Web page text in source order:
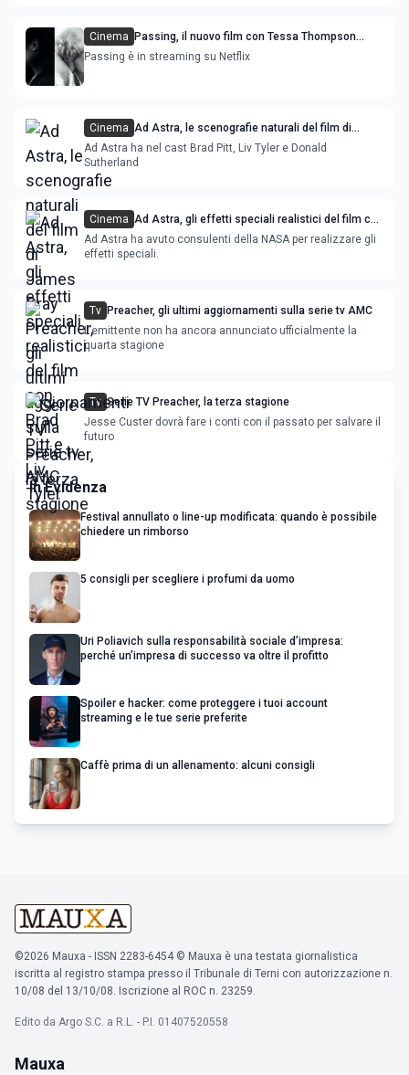
Cinema
Passing, il nuovo film con Tessa Thompson
diretta da Rebecca Hall: immagini dal set
Passing è in streaming su Netflix
Cinema Ad Astra, le scenografie naturali del film di
James Gray
Ad Astra ha nel cast Brad Pitt, Liv Tyler e Donald
Sutherland
Cinema Ad Astra, gli effetti speciali realistici del film con
Brad Pitt e Liv Tyler
Ad Astra ha avuto consulenti della NASA per realizzare gli
effetti speciali.
Tv Preacher, gli ultimi aggiornamenti sulla serie tv AMC
L’emittente non ha ancora annunciato ufficialmente la
quarta stagione
Tv Serie TV Preacher, la terza stagione
Jesse Custer dovrà fare i conti con il passato per salvare il
futuro
In Evidenza
Festival annullato o line-up modificata: quando è possibile
chiedere un rimborso
5 consigli per scegliere i profumi da uomo
Uri Poliavich sulla responsabilità sociale d’impresa:
perché un’impresa di successo va oltre il profitto
Spoiler e hacker: come proteggere i tuoi account
streaming e le tue serie preferite
Caffè prima di un allenamento: alcuni consigli
©2026 Mauxa - ISSN 2283-6454 © Mauxa è una testata giornalistica
iscritta al registro stampa presso il Tribunale di Terni con autorizzazione n.
10/08 del 13/10/08. Iscrizione al ROC n. 23259.
Edito da Argo S.C. a R.L. - P.I. 01407520558
Mauxa